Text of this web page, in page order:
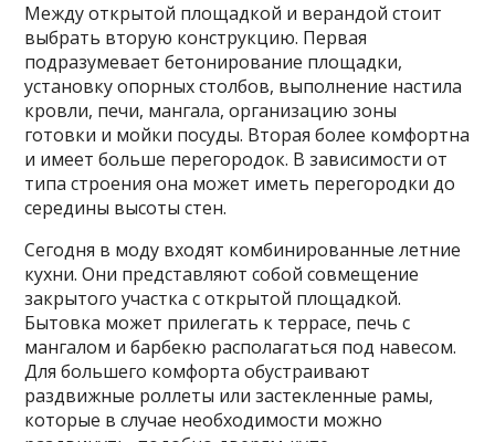
Между открытой площадкой и верандой стоит
выбрать вторую конструкцию. Первая
подразумевает бетонирование площадки,
установку опорных столбов, выполнение настила
кровли, печи, мангала, организацию зоны
готовки и мойки посуды. Вторая более комфортна
и имеет больше перегородок. В зависимости от
типа строения она может иметь перегородки до
середины высоты стен.
Сегодня в моду входят комбинированные летние
кухни. Они представляют собой совмещение
закрытого участка с открытой площадкой.
Бытовка может прилегать к террасе, печь с
мангалом и барбекю располагаться под навесом.
Для большего комфорта обустраивают
раздвижные роллеты или застекленные рамы,
которые в случае необходимости можно